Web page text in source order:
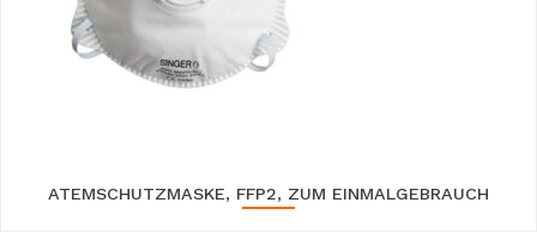
ATEMSCHUTZMASKE, FFP2, ZUM EINMALGEBRAUCH